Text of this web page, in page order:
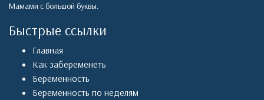
Мамами с большой буквы.
Быстрые ссылки
Главная
Как забеременеть
Беременность
Беременность по неделям